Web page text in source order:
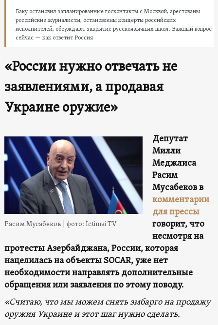
Баку остановил запланированные госконтакты с Москвой, арестованы
российские журналисты, остановлены концерты российских
исполнителей, обсуждают закрытие русскоязычных школ. Важный вопрос
сейчас — как ответит Россия
«России нужно отвечать не
заявлениями, а продавая
Украине оружие»
Расим Мусабеков | фото: İctimai TV
Депутат
Милли
Меджлиса
Расим
Мусабеков в
комментарии
для прессы
говорит, что
несмотря на
протесты Азербайджана,России, которая
нацелилась на объекты SOCAR, уже нет
необходимости направлять дополнительные
обращения или заявления по этому поводу.
«Считаю, что мы можем снять эмбарго на продажу
оружия Украине и этот шаг нужно сделать.